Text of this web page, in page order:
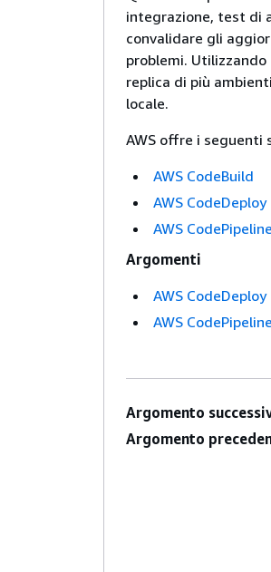
integrazione, test di
convalidare gli
problemi.
replica di più
locale.
AWS offre i seguenti
AWS CodeBuild
AWS CodeDeploy
AWS CodePipeline
Argomenti
AWS CodeDeploy
AWS CodePipeline
Argomento
Argomento